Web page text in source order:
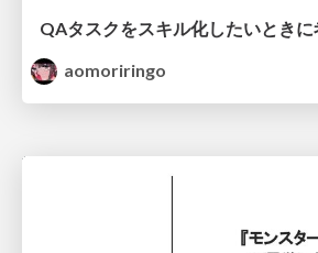
QAタスクをスキル化したいときに
aomoriringo